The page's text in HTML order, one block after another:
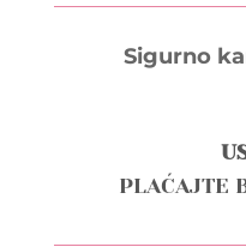
Sigurno
PLAĆAJTE